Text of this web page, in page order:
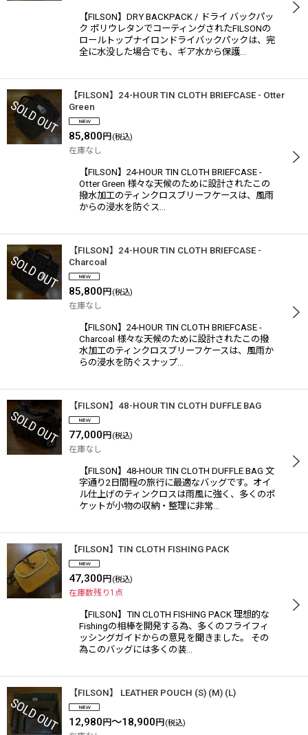
【FILSON】DRY BACKPACK / ドライ バックパッ
ク ポリウレタンでコーティングされたFILSONの
ロールトップナイロンドライバックパックは、完
全に水没した場合でも、ギア水から保護…
【FILSON】24-HOUR TIN CLOTH BRIEFCASE - Otter
Green
85,800 円 (税込)
在庫なし
【FILSON】24-HOUR TIN CLOTH BRIEFCASE -
Otter Green 様々な天候のために設計されたこの
撥水加工のティンクロスブリーフケースは、風雨
からの浸水を防ぐス…
【FILSON】24-HOUR TIN CLOTH BRIEFCASE -
Charcoal
85,800 円 (税込)
在庫なし
【FILSON】24-HOUR TIN CLOTH BRIEFCASE -
Charcoal 様々な天候のために設計されたこの撥
水加工のティンクロスブリーフケースは、風雨か
らの浸水を防ぐスナップ…
【FILSON】48-HOUR TIN CLOTH DUFFLE BAG
77,000 円 (税込)
在庫なし
【FILSON】48-HOUR TIN CLOTH DUFFLE BAG 文
字通り2日間程の旅行に最適なバッグです。オイ
ル仕上げのティンクロスは雨風に強く、多くのポ
ケットが小物の収納・整理に非常…
【FILSON】TIN CLOTH FISHING PACK
47,300 円 (税込)
在庫数残り1点
【FILSON】TIN CLOTH FISHING PACK 理想的な
Fishingの相棒を開発する為、多くのフライフィ
ッシングガイドからの意見を聞きました。 その
為このバッグには多くの装…
【FILSON】 LEATHER POUCH (S) (M) (L)
12,980 円～18,900 円 (税込)